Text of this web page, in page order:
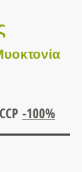
-100%